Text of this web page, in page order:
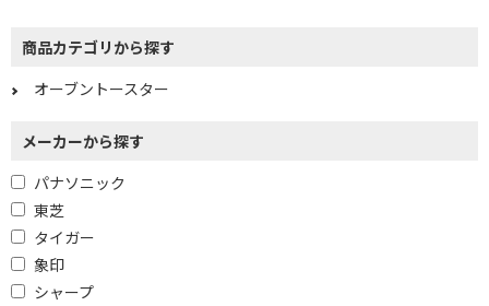
商品カテゴリから探す
オーブントースター
メーカーから探す
パナソニック
東芝
タイガー
象印
シャープ
フリーワードで絞り込む